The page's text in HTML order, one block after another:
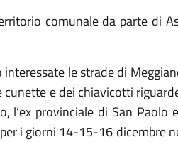
comunale da parte di
le strade di
e dei chiavicotti
l’ex provinciale di San Paolo
i giorni 14-15-16 dicembre